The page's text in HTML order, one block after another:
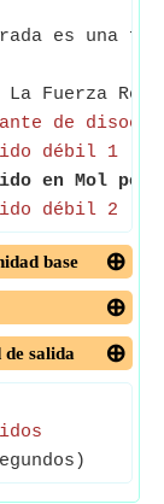
es una
Fuerza
de
débil 1
en Mol por
débil 2
base
salida